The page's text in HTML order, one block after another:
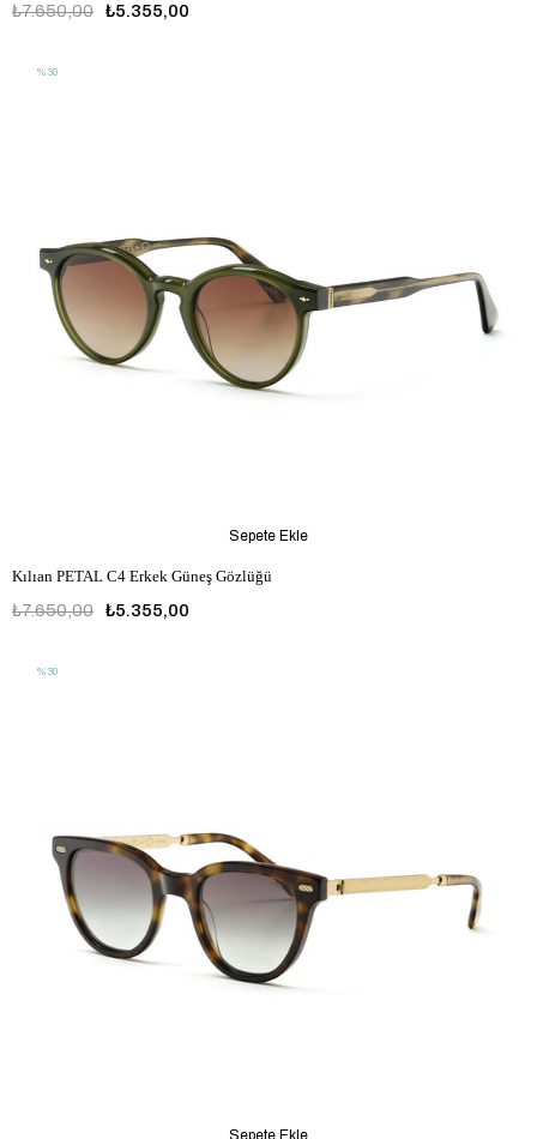
₺5.355,00
₺7.650,00
Kılıan PETAL C4 Erkek Güneş Gözlüğü
₺5.355,00
₺7.650,00
Sepete Ekle
%30
Sepete Ekle
%30